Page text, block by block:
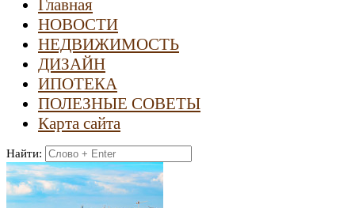
Главная
НОВОСТИ
НЕДВИЖИМОСТЬ
ДИЗАЙН
ИПОТЕКА
ПОЛЕЗНЫЕ СОВЕТЫ
Карта сайта
Найти: